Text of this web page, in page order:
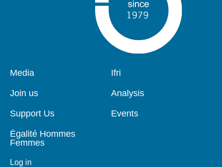
Pied
page
Media
Join us
Support Us
Égalité Hommes
Femmes
Log in
Navigation
Ifri
Analysis
Events